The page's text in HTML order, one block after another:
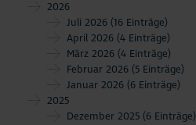
2026
Juli 2026 (16 Einträge)
April 2026 (4 Einträge)
März 2026 (4 Einträge)
Februar 2026 (5 Einträge)
Januar 2026 (6 Einträge)
2025
Dezember 2025 (6 Einträge)